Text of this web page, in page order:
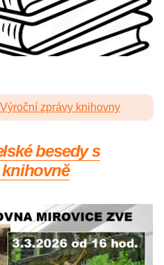
Výroční zprávy knihovny
besedy s